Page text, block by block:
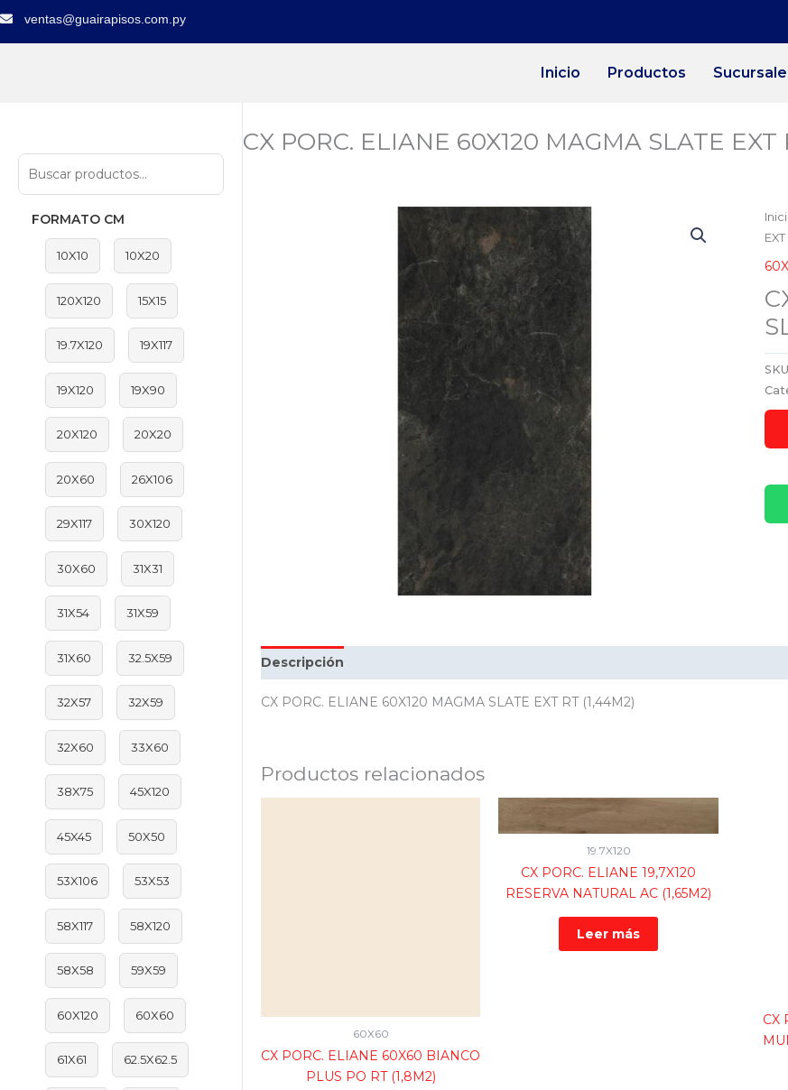
ventas@guairapisos.com.py
Inicio Productos
FORMATO CM
10X10 10X20
120X120 15X15
19.7X120 19X117
19X120 19X90
20X120 20X20
20X60 26X106
29X117 30X120
30X60 31X31
31X54 31X59
31X60 32.5X59
32X57 32X59
32X60 33X60
38X75 45X120
45X45 50X50
53X106 53X53
58X117 58X120
58X58 59X59
60X120 60X60
61X61 62.5X62.5
CX PORC. ELIANE 60X120 MAGMA SLATE EXT
Descripción
CX PORC. ELIANE 60X120 MAGMA SLATE EXT RT (1,44M2)
Productos relacionados
60X60
CX PORC. ELIANE 60X60 BIANCO
PLUS PO RT (1,8M2)
19.7X120
CX PORC. ELIANE 19,7X120
RESERVA NATURAL AC (1,65M2)
Leer más
CX